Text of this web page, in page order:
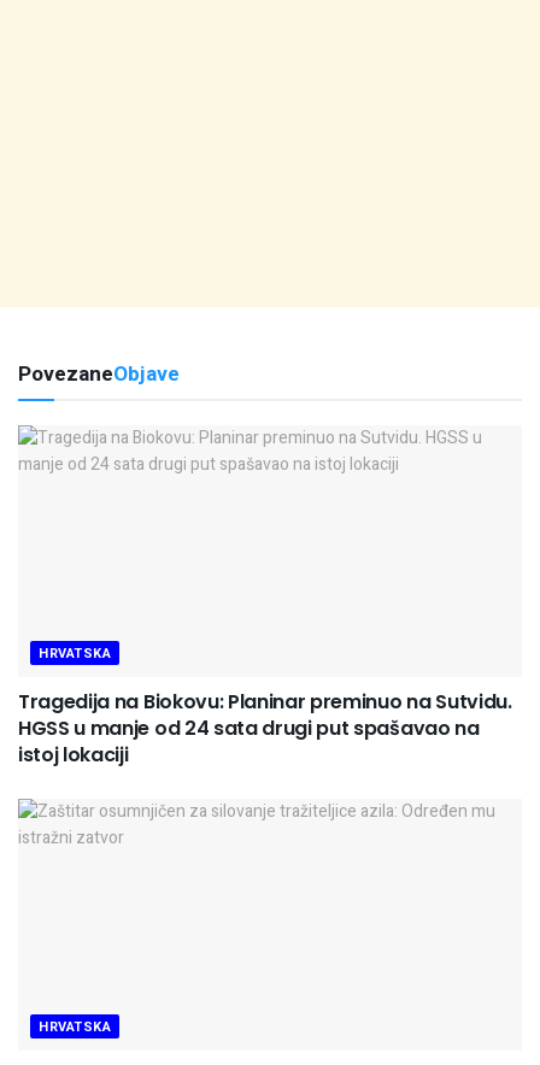
PovezaneObjave
HRVATSKA
Tragedija na Biokovu: Planinar preminuo na Sutvidu.
HGSS u manje od 24 sata drugi put spašavao na
istoj lokaciji
HRVATSKA